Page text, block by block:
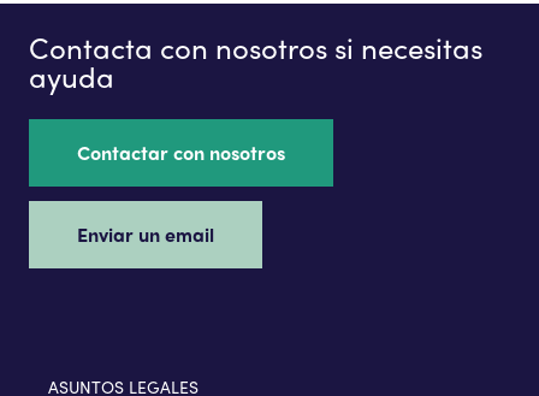
Contacta con nosotros si necesitas
ayuda
Contactar con nosotros
Enviar un email
ASUNTOS LEGALES